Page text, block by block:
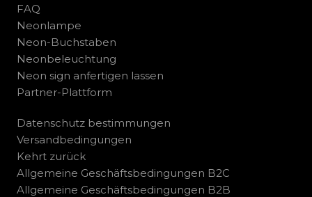
FAQ
Neonlampe
Neon-Buchstaben
Neonbeleuchtung
Neon sign anfertigen lassen
Partner-Plattform
Datenschutz bestimmungen
Versandbedingungen
Kehrt zurück
Allgemeine Geschäftsbedingungen B2C
Allgemeine Geschäftsbedingungen B2B